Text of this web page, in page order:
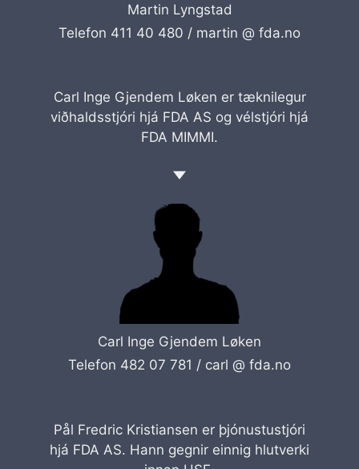
Martin Lyngstad
Telefon 411 40 480 / martin @ fda.no
Carl Inge Gjendem Løken er tæknilegur
viðhaldsstjóri hjá FDA AS og vélstjóri hjá
FDA MIMMI.
Carl Inge Gjendem Løken
Telefon 482 07 781 / carl @ fda.no
Pål Fredric Kristiansen er þjónustustjóri
hjá FDA AS. Hann gegnir einnig hlutverki